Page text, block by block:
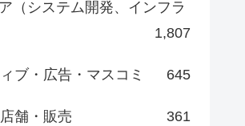
（システム開発、インフラ
1,807
ブ・広告・マスコミ 645
舗・販売 361